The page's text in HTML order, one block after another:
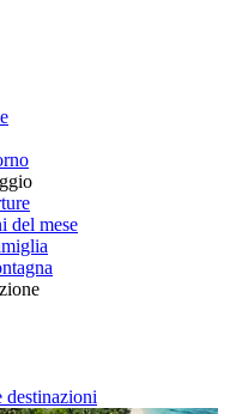
del mese
destinazioni